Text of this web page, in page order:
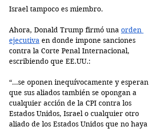
Israel tampoco es miembro.
Ahora, Donald Trump firmó una orden
ejecutiva en donde impone sanciones
contra la Corte Penal Internacional,
escribiendo que EE.UU.:
“...se oponen inequívocamente y esperan
que sus aliados también se opongan a
cualquier acción de la CPI contra los
Estados Unidos, Israel o cualquier otro
aliado de los Estados Unidos que no haya